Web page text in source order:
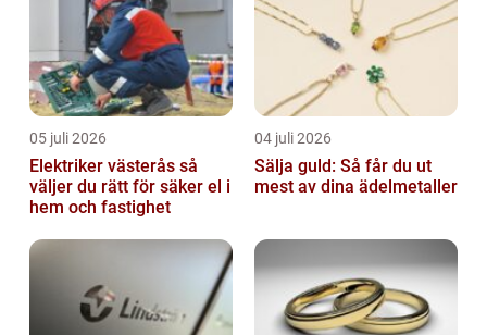
05 juli 2026
Elektriker västerås så
väljer du rätt för säker el i
hem och fastighet
04 juli 2026
Sälja guld: Så får du ut
mest av dina ädelmetaller